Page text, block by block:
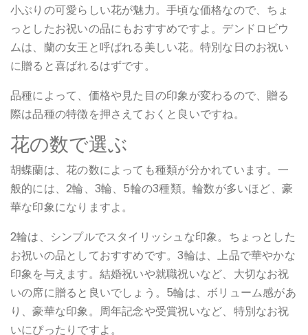
小ぶりの可愛らしい花が魅力。手頃な価格なので、ちょ
っとしたお祝いの品にもおすすめですよ。デンドロビウ
ムは、蘭の女王と呼ばれる美しい花。特別な日のお祝い
に贈ると喜ばれるはずです。
品種によって、価格や見た目の印象が変わるので、贈る
際は品種の特徴を押さえておくと良いですね。
花の数で選ぶ
胡蝶蘭は、花の数によっても種類が分かれています。一
般的には、2輪、3輪、5輪の3種類。輪数が多いほど、豪
華な印象になりますよ。
2輪は、シンプルでスタイリッシュな印象。ちょっとした
お祝いの品としておすすめです。3輪は、上品で華やかな
印象を与えます。結婚祝いや就職祝いなど、大切なお祝
いの席に贈ると良いでしょう。5輪は、ボリューム感があ
り、豪華な印象。周年記念や受賞祝いなど、特別なお祝
いにぴったりですよ。